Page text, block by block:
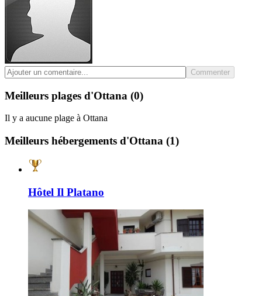
Commenter
Meilleurs plages d'Ottana (0)
Il y a aucune plage à Ottana
Meilleurs hébergements d'Ottana (1)
Hôtel Il Platano